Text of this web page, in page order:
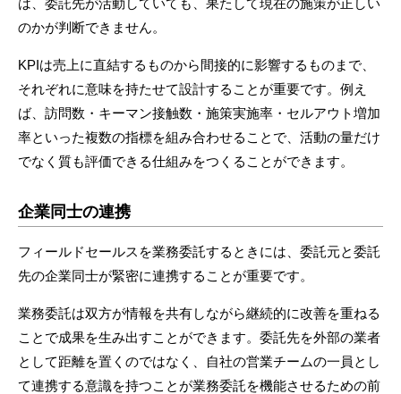
は、委託先が活動していても、果たして現在の施策が正しい
のかが判断できません。
KPIは売上に直結するものから間接的に影響するものまで、
それぞれに意味を持たせて設計することが重要です。例え
ば、訪問数・キーマン接触数・施策実施率・セルアウト増加
率といった複数の指標を組み合わせることで、活動の量だけ
でなく質も評価できる仕組みをつくることができます。
企業同士の連携
フィールドセールスを業務委託するときには、委託元と委託
先の企業同士が緊密に連携することが重要です。
業務委託は双方が情報を共有しながら継続的に改善を重ねる
ことで成果を生み出すことができます。委託先を外部の業者
として距離を置くのではなく、自社の営業チームの一員とし
て連携する意識を持つことが業務委託を機能させるための前